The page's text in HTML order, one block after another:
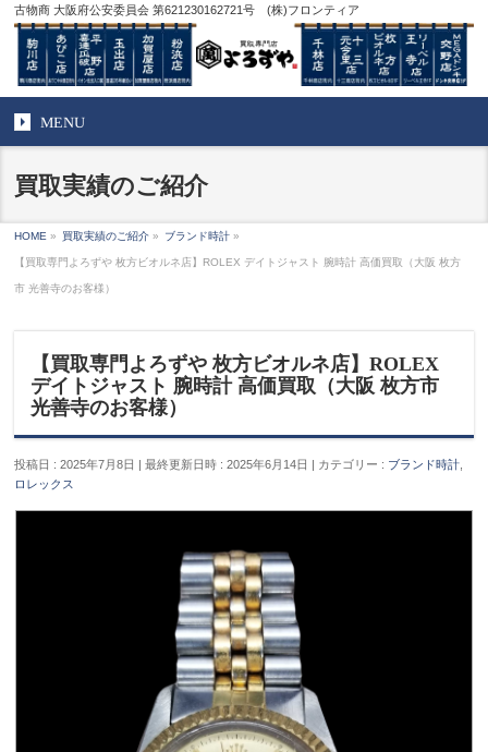
古物商 大阪府公安委員会 第621230162721号 (株)フロンティア
MENU
買取実績のご紹介
HOME » 買取実績のご紹介 » ブランド時計 »
【買取専門よろずや 枚方ビオルネ店】ROLEX デイトジャスト 腕時計 高価買取（大阪 枚方
市 光善寺のお客様）
【買取専門よろずや 枚方ビオルネ店】ROLEX
デイトジャスト 腕時計 高価買取（大阪 枚方市
光善寺のお客様）
投稿日 : 2025年7月8日 最終更新日時 : 2025年6月14日 カテゴリー : ブランド時計
ロレックス